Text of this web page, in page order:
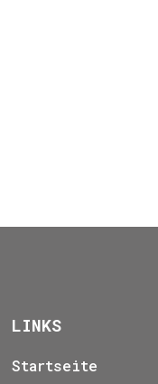
LINKS
Startseite